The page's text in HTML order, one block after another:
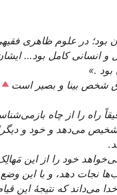
بود؛ در علوم ظاهری
و انسانی کامل بود…
.»
شخص بینا و بصیر است
راه را از چاه
می‌دهد و خود و
خود را از این
نجات دهد، و با این
می‌داند که نتیجۀ این